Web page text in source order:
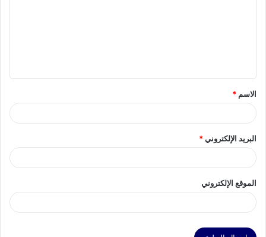
ق
*
الاسم *
البريد الإلكتروني*
الموقع الإلكتروني